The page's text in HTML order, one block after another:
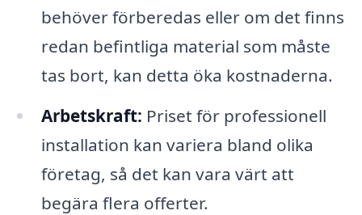
behöver förberedas eller om det finns
redan befintliga material som måste
tas bort, kan detta öka kostnaderna.
Arbetskraft: Priset för professionell
installation kan variera bland olika
företag, så det kan vara värt att
begära flera offerter.